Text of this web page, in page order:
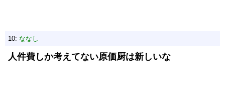
10: ななし
人件費しか考えてない原価厨は新しいな